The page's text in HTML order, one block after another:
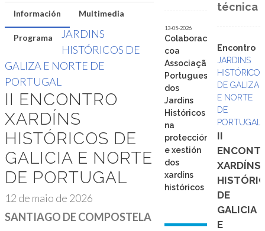
Información Multimedia
Programa
JARDINS
HISTÓRICOS DE
GALIZA E NORTE DE
PORTUGAL
II ENCONTRO
XARDÍNS
HISTÓRICOS DE
GALICIA E NORTE
DE PORTUGAL
12 de maio de 2026
SANTIAGO DE COMPOSTELA
13-05-2026
Colaboración
coa
Associação
Portuguesa
dos
Jardins
Históricos
na
protección
e xestión
dos
xardíns
históricos
técnica
Encontro
JARDINS
HISTÓRICOS
DE GALIZA
E NORTE
DE
PORTUGAL
II
XARDÍNS
DE
GALICIA
E